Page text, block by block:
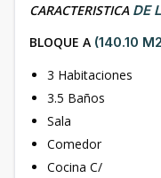
CARACTERISTICA DE
BLOQUE A (140.10
3 Habitaciones
3.5 Baños
Sala
Comedor
Cocina C/